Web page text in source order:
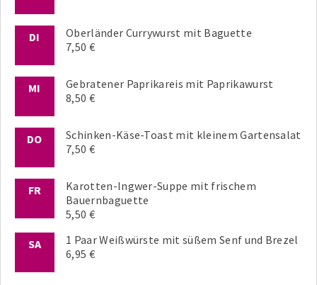
DI
Oberländer Currywurst mit Baguette
7,50 €
MI
Gebratener Paprikareis mit Paprikawurst
8,50 €
DO
Schinken-Käse-Toast mit kleinem Gartensalat
7,50 €
FR
Karotten-Ingwer-Suppe mit frischem
Bauernbaguette
5,50 €
SA
1 Paar Weißwürste mit süßem Senf und Brezel
6,95 €